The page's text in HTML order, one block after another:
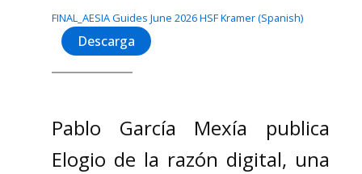
FINAL_AESIA Guides June 2026 HSF Kramer (Spanish)
Descarga
Pablo García Mexía publica
Elogio de la razón digital, una